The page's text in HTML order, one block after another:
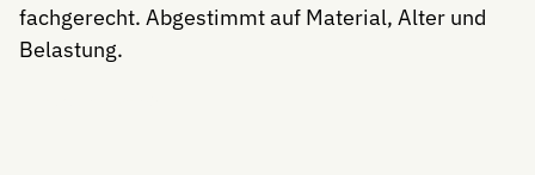
fachgerecht. Abgestimmt auf Material, Alter und
Belastung.